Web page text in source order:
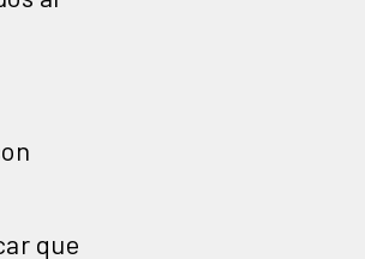
que